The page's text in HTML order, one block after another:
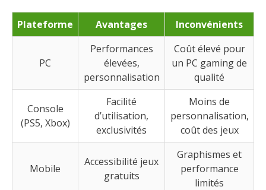
Plateforme Avantages Inconvénients
PC
Performances
élevées,
personnalisation
Coût élevé pour
un PC gaming de
qualité
Console
(PS5, Xbox)
Facilité
d’utilisation,
exclusivités
Moins de
personnalisation,
coût des jeux
Mobile
Accessibilité jeux
gratuits
Graphismes et
performance
limités